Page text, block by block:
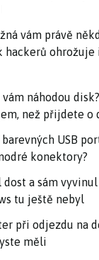
vám právě
hackerů ohrožuje
náhodou
než přijdete o
USB
konektory?
a sám
tu ještě nebyl
při odjezdu na
měli